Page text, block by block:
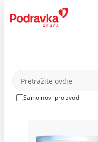
content
Proizvodi
Samo novi proizvodi